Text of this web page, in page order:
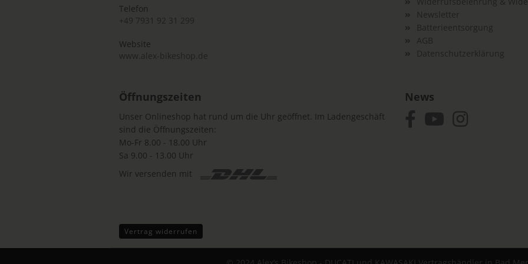
Telefon
+49 7931 92 31 299
Website
www.alex-bikeshop.de
Newsletter
Batterieentsorgung
AGB
Datenschutzerklärung
Öffnungszeiten
Unser Onlineshop hat rund um die Uhr geöffnet. Im Ladengeschäft
sind die Öffnungszeiten:
Mo-Fr 8.00 - 18.00 Uhr
Sa 9.00 - 13.00 Uhr
Wir versenden mit
News
Vertrag widerrufen